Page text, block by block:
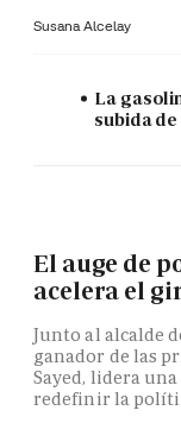
Susana Alcelay
La
subida
El auge de
acelera el
Junto al alcalde
ganador de las
Sayed, lidera
redefinir la